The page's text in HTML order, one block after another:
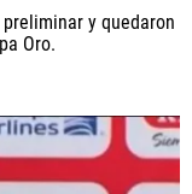
y quedaron
Oro.